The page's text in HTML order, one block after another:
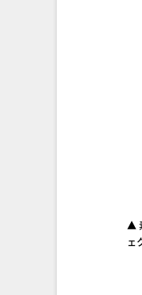
▲
ェ